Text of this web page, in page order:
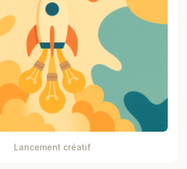
Lancement créatif